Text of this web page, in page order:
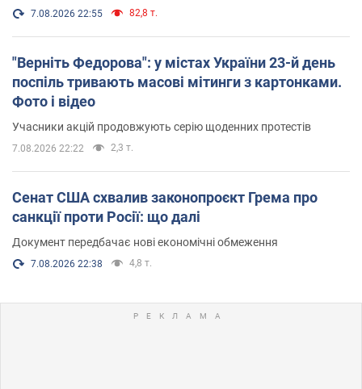
7.08.2026 22:55 82,8 т.
"Верніть Федорова": у містах України 23-й день
поспіль тривають масові мітинги з картонками.
Фото і відео
Учасники акцій продовжують серію щоденних протестів
7.08.2026 22:22 2,3 т.
Сенат США схвалив законопроєкт Грема про
санкції проти Росії: що далі
Документ передбачає нові економічні обмеження
7.08.2026 22:38 4,8 т.